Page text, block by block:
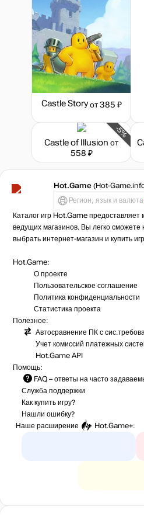
Castle Storyот 385 ₽
-5%
Castle of Illusion от
558 ₽
Hot.Game (Hot-
Регион, язык и
Каталог игр Hot.Game предоставляет
ведущих магазинов. Вы легко сможете
выбрать интернет-магазин и купить
Hot.Game:
О проекте
Пользовательское соглашение
Политика конфиденциальности
Статистика проекта
Полезное:
Автосравнение ПК с
Учет комиссий платежных
Hot.Game API
Помощь:
FAQ – ответы на часто
Служба поддержки
Как купить игру?
Нашли ошибку?
Наше расширение
Hot.Game+: